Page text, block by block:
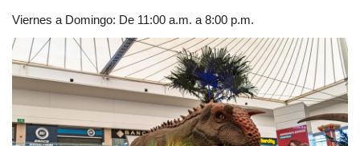
Viernes a Domingo: De 11:00 a.m. a 8:00 p.m.